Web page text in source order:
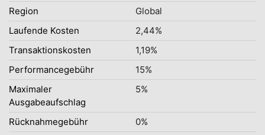
Region
Global
Laufende Kosten
2,44%
Transaktionskosten
1,19%
Performancegebühr
15%
Maximaler
Ausgabeaufschlag
5%
Rücknahmegebühr
0%